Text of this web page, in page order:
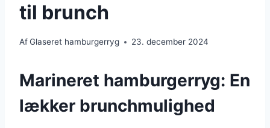
til brunch
AfGlaseret hamburgerryg 23. december 2024
Marineret hamburgerryg: En
lækker brunchmulighed